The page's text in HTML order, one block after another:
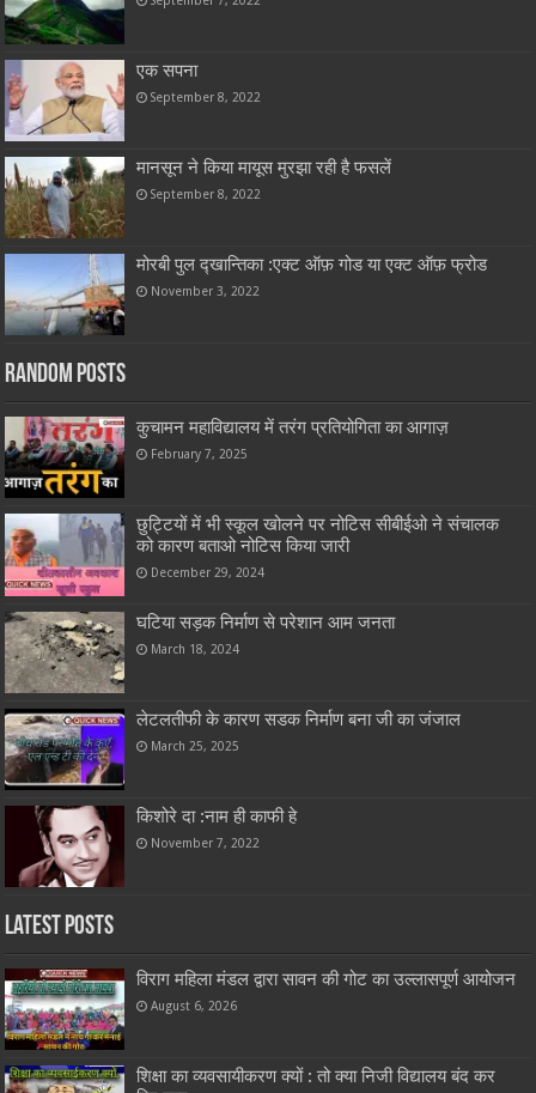
एक सपना
September 8, 2022
मानसून ने किया मायूस मुरझा रही है फसलें
September 8, 2022
मोरबी पुल द्खान्तिका :एक्ट ऑफ़ गोड या एक्ट ऑफ़ फ्रोड
November 3, 2022
Random Posts
कुचामन महाविद्यालय में तरंग प्रतियोगिता का आगाज़
February 7, 2025
छुट्टियों में भी स्कूल खोलने पर नोटिस सीबीईओ ने संचालक
को कारण बताओ नोटिस किया जारी
December 29, 2024
घटिया सड़क निर्माण से परेशान आम जनता
March 18, 2024
लेटलतीफी के कारण सडक निर्माण बना जी का जंजाल
March 25, 2025
किशोरे दा :नाम ही काफी हे
November 7, 2022
Latest Posts
विराग महिला मंडल द्वारा सावन की गोट का उल्लासपूर्ण आयोजन
August 6, 2026
शिक्षा का व्यवसायीकरण क्यों : तो क्या निजी विद्यालय बंद कर